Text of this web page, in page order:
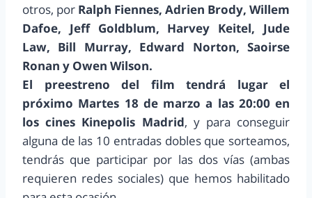
otros, por Ralph Fiennes, Adrien Brody, Willem
Dafoe, Jeff Goldblum, Harvey Keitel, Jude
Law, Bill Murray, Edward Norton, Saoirse
Ronan y Owen Wilson.
El preestreno del film tendrá lugar el
próximo Martes 18 de marzo a las 20:00 en
los cines Kinepolis Madrid, y para conseguir
alguna de las 10 entradas dobles que sorteamos,
tendrás que participar por las dos vías (ambas
requieren redes sociales) que hemos habilitado